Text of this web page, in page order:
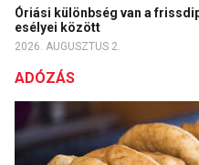
Óriási különbség van a
esélyei között
2026. AUGUSZTUS 2.
ADÓZÁS